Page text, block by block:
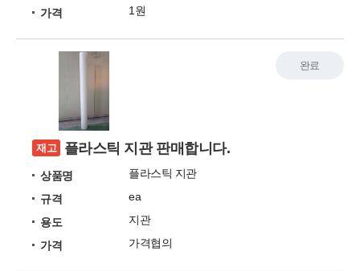
가격 1원
재고 플라스틱 지관 판매합니다.
상품명
플라스틱 지관
규격
ea
용도
지관
가격
가격협의
완료